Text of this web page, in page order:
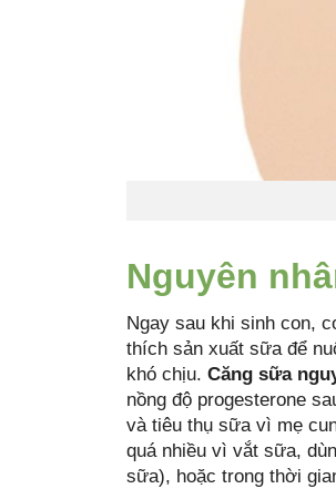
Nguyên
Ngay sau khi sinh con,
thích sản xuất sữa để
khó chịu. Căng sữa
nồng độ progesterone
và tiêu thụ sữa vì mẹ
quá nhiều vì vắt sữa,
sữa), hoặc trong thời